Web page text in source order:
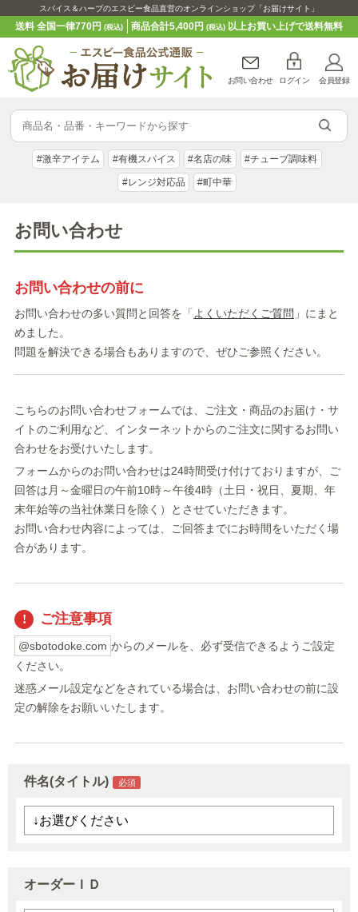
スパイス＆ハーブのエスビー食品直営のオンラインショップ「お届けサイト」
送料 全国一律770円(税込) 商品合計5,400円 (税込)以上お買い上げで送料無料
お問い合わせ ログイン 会員登録
#激辛アイテム #有機スパイス #名店の味 #チューブ調味料
#レンジ対応品 #町中華
お問い合わせ
お問い合わせの前に
お問い合わせの多い質問と回答を「 よくいただくご質問 」にまと
めました。
問題を解決できる場合もありますので、ぜひご参照ください。
こちらのお問い合わせフォームでは、ご注文・商品のお届け・サ
イトのご利用など、インターネットからのご注文に関するお問い
合わせをお受けいたします。
フォームからのお問い合わせは24時間受け付けておりますが、ご
回答は月～金曜日の午前10時～午後4時（土日・祝日、夏期、年
末年始等の当社休業日を除く）とさせていただきます。
お問い合わせ内容によっては、ご回答までにお時間をいただく場
合があります。
ご注意事項
@sbotodoke.com からのメールを、必ず受信できるようご設定
ください。
迷惑メール設定などをされている場合は、お問い合わせの前に設
定の解除をお願いいたします。
件名(タイトル)
オーダーＩＤ